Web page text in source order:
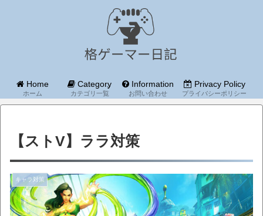
Home
ホーム
Category
カテゴリ一覧
Information
お問い合わせ
Privacy Policy
プライバシーポリシー
【ストV】ララ対策
キャラ対策